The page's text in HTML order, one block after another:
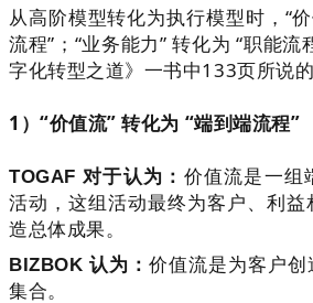
从高阶模型转化为执行模型时，“
流程”；“业务能力” 转化为 “职能流
字化转型之道》一书中133页所说的
1 ）“价值流” 转化为 “端到端流程”
TOGAF 对于认为： 价值流是一组
活动，这组活动最终为客户、利益
造总体成果。
BIZBOK 认为：价值流是为客户
集合。